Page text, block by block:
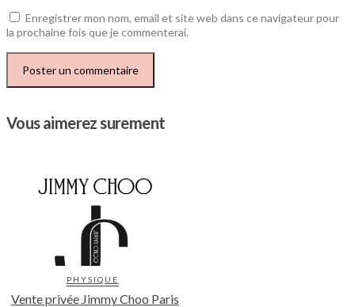
Enregistrer mon nom, email et site web dans ce navigateur pour
la prochaine fois que je commenterai.
Vous aimerez surement
PHYSIQUE
Vente privée Jimmy Choo Paris